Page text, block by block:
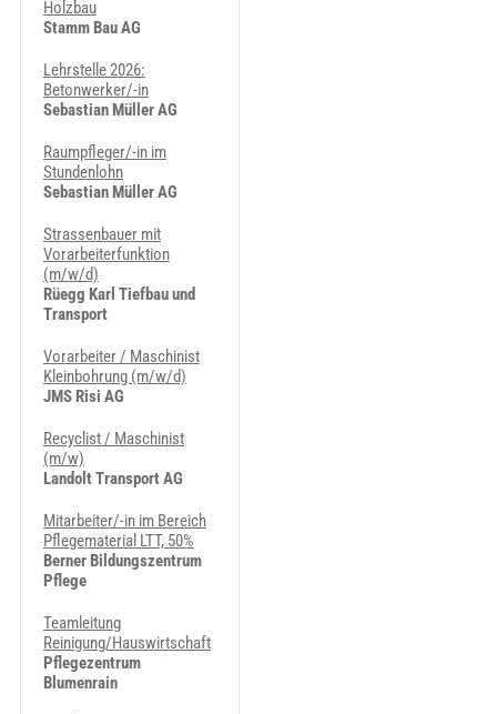
Holzbau
Stamm Bau AG
Lehrstelle 2026:
Betonwerker/-in
Sebastian Müller AG
Raumpfleger/-in im
Stundenlohn
Sebastian Müller AG
Strassenbauer mit
Vorarbeiterfunktion
(m/w/d)
Rüegg Karl Tiefbau und
Transport
Vorarbeiter / Maschinist
Kleinbohrung (m/w/d)
JMS Risi AG
Recyclist / Maschinist
(m/w)
Landolt Transport AG
Mitarbeiter/-in im Bereich
Pflegematerial LTT, 50%
Berner Bildungszentrum
Pflege
Teamleitung
Reinigung/Hauswirtschaft
Pflegezentrum
Blumenrain